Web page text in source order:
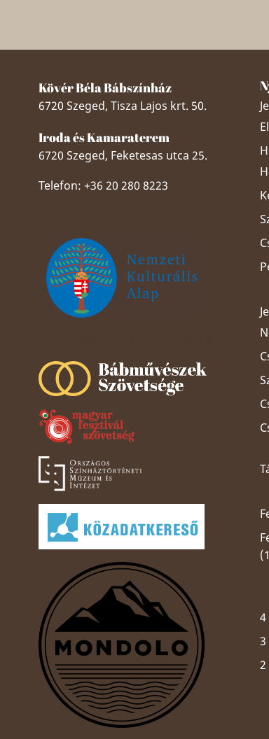
Kövér Béla Bábszínház
6720 Szeged, Tisza Lajos krt. 50.
Iroda és Kamaraterem
6720 Szeged, Feketesas utca 25.
Telefon: +36 20 280 8223